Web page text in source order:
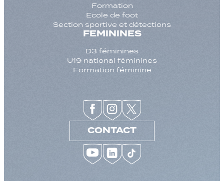
Formation
Ecole de foot
Section sportive et détections
FEMININES
D3 féminines
U19 national féminines
Formation féminine
CONTACT